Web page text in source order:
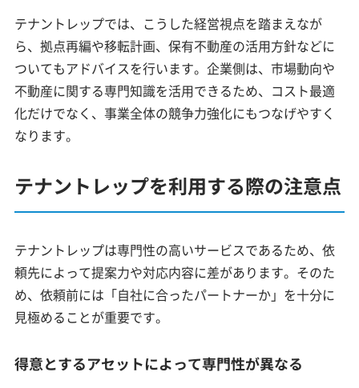
テナントレップでは、こうした経営視点を踏まえなが
ら、拠点再編や移転計画、保有不動産の活用方針などに
ついてもアドバイスを行います。企業側は、市場動向や
不動産に関する専門知識を活用できるため、コスト最適
化だけでなく、事業全体の競争力強化にもつなげやすく
なります。
テナントレップを利用する際の注意点
テナントレップは専門性の高いサービスであるため、依
頼先によって提案力や対応内容に差があります。そのた
め、依頼前には「自社に合ったパートナーか」を十分に
見極めることが重要です。
得意とするアセットによって専門性が異なる